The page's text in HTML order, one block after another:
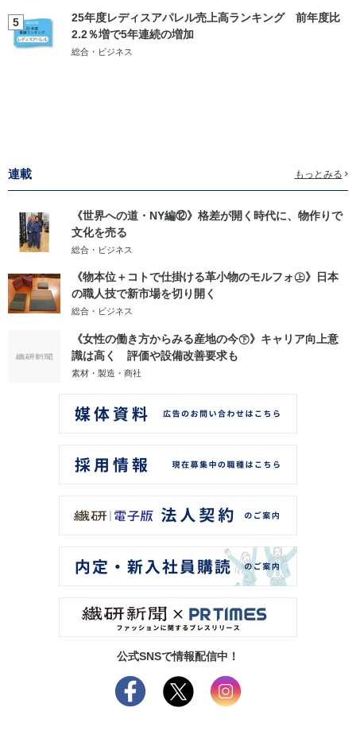
5
25年度レディスアパレル売上高ランキング 前年度比
2.2％増で5年連続の増加
総合・ビジネス
連載 もっとみる
《世界への道・NY編⑫》格差が開く時代に、物作りで
文化を売る
総合・ビジネス
《物本位＋コトで仕掛ける革小物のモルフォ㊤》日本
の職人技で新市場を切り開く
総合・ビジネス
《女性の働き方からみる産地の今㊦》キャリア向上意
識は高く 評価や設備改善要求も
素材・製造・商社
公式SNSで情報配信中！